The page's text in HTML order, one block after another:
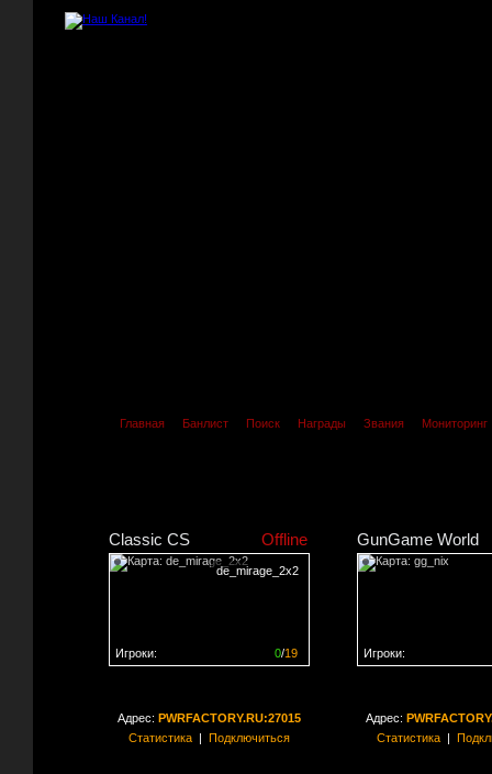
Главная Банлист Поиск Награды Звания Мониторинг
Classic CS Offline
de_mirage_2x2
0/19
Игроки:
GunGame World
Игроки:
Адрес: PWRFACTORY.RU:27015
Статистика| Подключиться
Адрес:
Статистика|